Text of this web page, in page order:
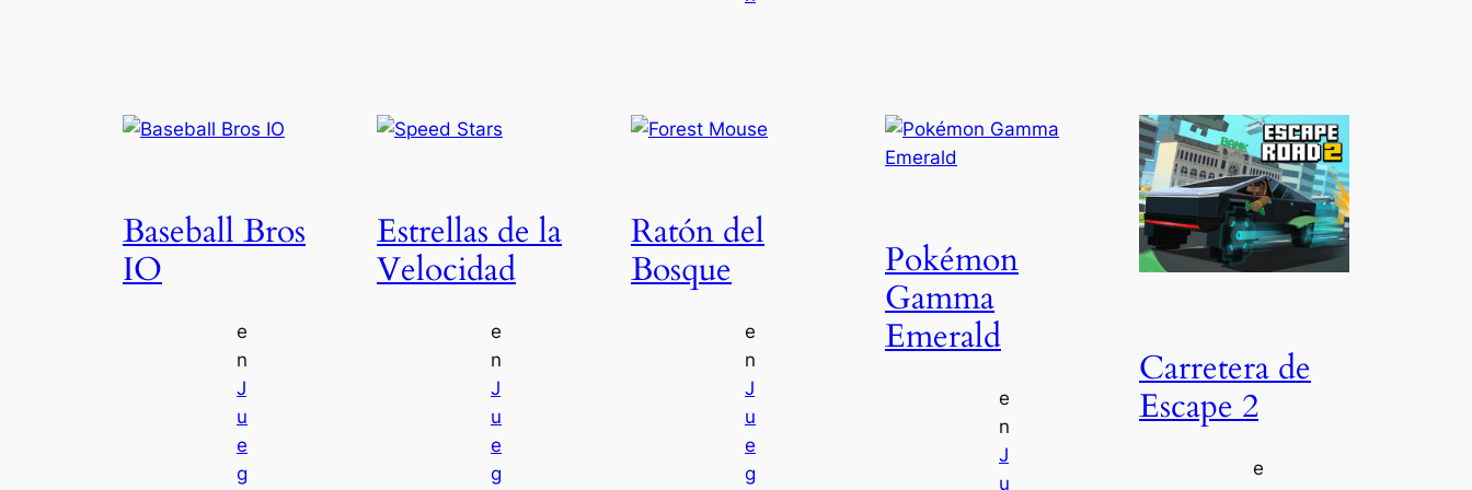
Baseball Bros
IO
e
n
J
u
e
g
Estrellas de la
Velocidad
e
n
J
u
e
g
Ratón del
Bosque
e
n
J
u
e
g
Pokémon
Gamma
Emerald
e
n
J
u
Carretera de
Escape 2
e